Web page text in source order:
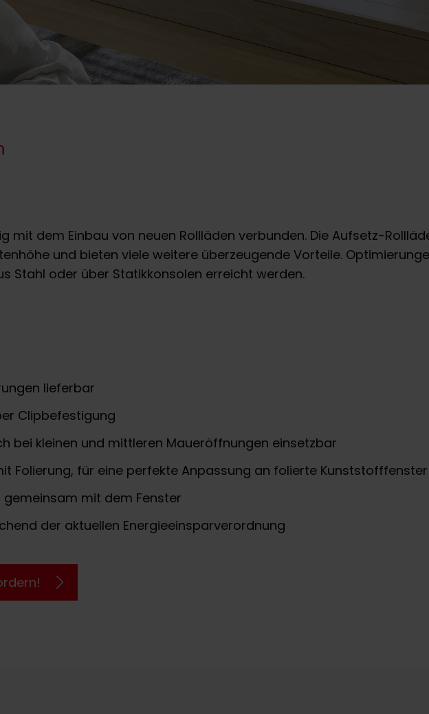
dem Einbau von neuen Rollläden verbunden. Die Aufsetz-
und bieten viele weitere überzeugende Vorteile.
Stahl oder über Statikkonsolen erreicht werden.
lieferbar
Clipbefestigung
bei kleinen und mittleren Maueröffnungen einsetzbar
Folierung, für eine perfekte Anpassung an folierte Kunststofffenster
mit dem Fenster
der aktuellen Energieeinsparverordnung